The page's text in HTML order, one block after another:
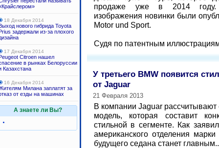
18 Декабря 2014
нового гибрида Toyota
задержали из-за плохого
17 Декабря 2014
Citroen нашел
в рынках Белоруссии
Казахстана
16 Декабря 2014
Милана заплатят за
от езды на машинах
А знаете ли Вы?
продаже уже в 2014 году.
изображения новинки были
Motor und Sport.
Судя по патентным
У третьего BMW появится
от Jaguar
21 Февраля 2013
В компании Jaguar
модель, которая составит
стильной в сегменте. Как
американского отделения
будущего седана станет